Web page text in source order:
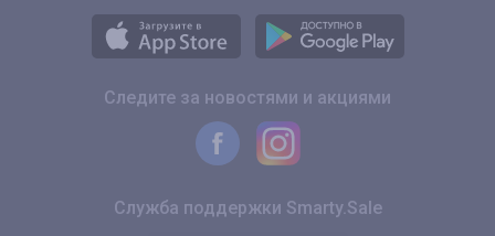
Следите за новостями и акциями
Служба поддержки Smarty.Sale